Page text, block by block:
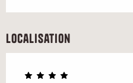
Localisation